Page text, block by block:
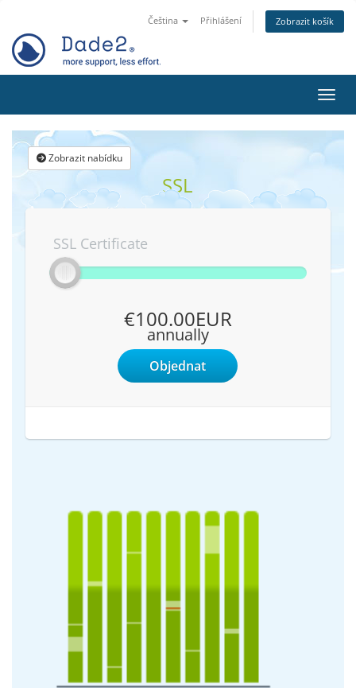
Čeština Přihlášení Zobrazit košík
Zobrazit nabídku
SSL
SSL Certificate
€100.00EUR
annually
Objednat